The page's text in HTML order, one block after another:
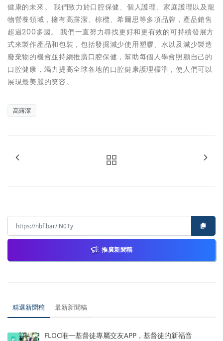
健康的未來。 我們致力於口腔保健、個人護理、家庭護理以及寵
物營養領域，擁有高露潔、棕欖、希爾思等多項品牌，產品銷售
超過200多國。 我們一直努力尋找更好和更有效的可持續發展方
式來製作產品和包裝，包括發掘減少使用塑膠、水以及減少製造
廢棄物的機會並持續推廣口腔保健，幫助每個人學會照顧自己的
口腔健康，竭力提高全球各地的口腔健康護理標準，使人們可以
展現最美麗的笑容。
高露潔
推廣新聞稿
精選新聞稿 最新新聞稿
FLOC唯一基督徒專屬交友APP，基督徒的新福音